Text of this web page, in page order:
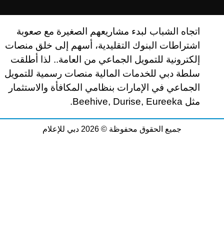
اتجاه الشباب لبدء مشاريعهم الصغيرة مع صعوبة
اشتراطات البنوك التقليدية، أسهم إلى خلق منصات
إلكترونية للتمويل الجماعي من العامة.. لذا أطلقت
سلطة دبي للخدمات المالية منصات رسمية للتمويل
الجماعي في الإمارات بنظامي المكافأة والاستثمار
مثل Beehive, Durise, Eureeka
.
جميع الحقوق محفوظة © 2026 دبي للإعلام